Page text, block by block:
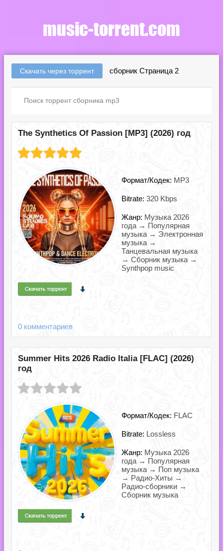
Скачать через торрент сборник Страница 2
The Synthetics Of Passion [MP3] (2026) год
Формат/Кодек: MP3
Bitrate: 320 Kbps
Жанр: Музыка 2026
года → Популярная
музыка → Электронная
музыка →
Танцевальная музыка
→ Сборник музыка →
Synthpop music
0 комментариев
Summer Hits 2026 Radio Italia [FLAC] (2026)
год
Формат/Кодек: FLAC
Bitrate: Lossless
Жанр: Музыка 2026
года → Популярная
музыка → Поп музыка
→ Радио-Хиты →
Радио-сборники →
Сборник музыка